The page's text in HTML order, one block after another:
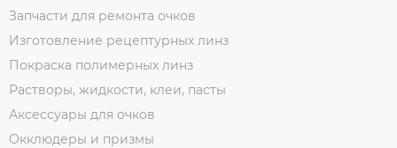
Запчасти для ремонта очков
Изготовление рецептурных линз
Покраска полимерных линз
Растворы, жидкости, клеи, пасты
Аксессуары для очков
Окклюдеры и призмы